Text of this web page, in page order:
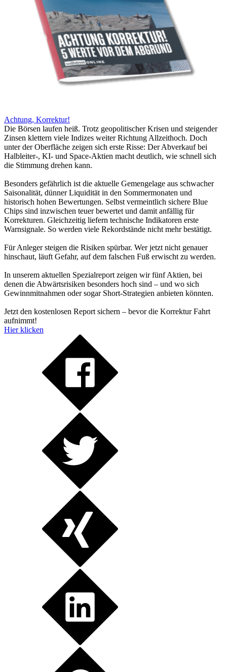
Achtung, Korrektur!
Die Börsen laufen heiß. Trotz geopolitischer Krisen und steigender
Zinsen klettern viele Indizes weiter Richtung Allzeithoch. Doch
unter der Oberfläche zeigen sich erste Risse: Der Abverkauf bei
Halbleiter-, KI- und Space-Aktien macht deutlich, wie schnell sich
die Stimmung drehen kann.
Besonders gefährlich ist die aktuelle Gemengelage aus schwacher
Saisonalität, dünner Liquidität in den Sommermonaten und
historisch hohen Bewertungen. Selbst vermeintlich sichere Blue
Chips sind inzwischen teuer bewertet und damit anfällig für
Korrekturen. Gleichzeitig liefern technische Indikatoren erste
Warnsignale. So werden viele Rekordstände nicht mehr bestätigt.
Für Anleger steigen die Risiken spürbar. Wer jetzt nicht genauer
hinschaut, läuft Gefahr, auf dem falschen Fuß erwischt zu werden.
In unserem aktuellen Spezialreport zeigen wir fünf Aktien, bei
denen die Abwärtsrisiken besonders hoch sind – und wo sich
Gewinnmitnahmen oder sogar Short-Strategien anbieten könnten.
Jetzt den kostenlosen Report sichern – bevor die Korrektur Fahrt
aufnimmt!
Hier klicken